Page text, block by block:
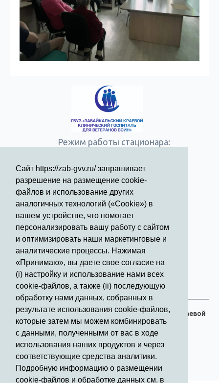
Сайт https://zab-gvv.ru/ запрашивает
разрешение на размещение cookie-
файлов и использование других
аналогичных технологий («Cookie») в
вашем устройстве, что помогает
персонализировать вашу работу с сайтом
и оптимизировать наши маркетинговые и
аналитические процессы. Нажимая
«Принимаю», вы даете свое согласие на
(i) настройку и использование нами всех
cookie-файлов, а также (ii) последующую
обработку нами данных, собранных в
результате использования cookie-файлов,
которые затем мы можем комбинировать
с данными, полученными от вас в ходе
использования наших продуктов и через
соответствующие средства аналитики.
Подробную информацию о размещении
cookie-файлов и обработке данных см. в
Режим работы стационара:
Телефон для справки:
50 - 21 - 50
Телефоны экстренной помощи
(звонок бесплатный)
Задать вопрос
Отзывы
© 2015 Официальный сайт ГБУЗ Забайкальский краевой
клинический госпиталь для ветеранов войн